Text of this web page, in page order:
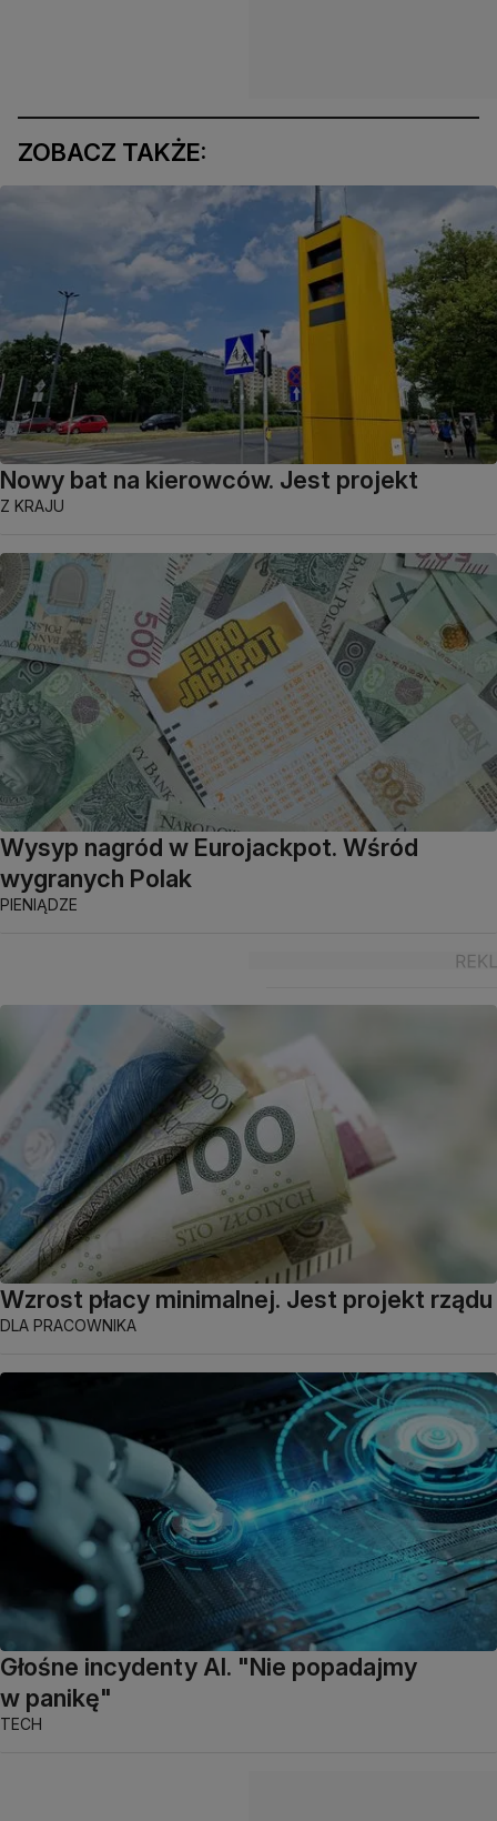
ZOBACZ TAKŻE:
Nowy bat na kierowców. Jest projekt
Z KRAJU
Wysyp nagród w Eurojackpot. Wśród
wygranych Polak
PIENIĄDZE
Wzrost płacy minimalnej. Jest projekt rządu
DLA PRACOWNIKA
Głośne incydenty AI. "Nie popadajmy
w panikę"
TECH